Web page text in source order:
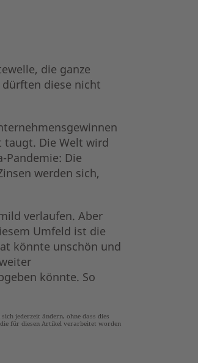
die ganze
diese nicht
taugt. Die Welt wird
Pandemie: Die
werden sich,
verlaufen. Aber
Umfeld ist die
könnte unschön und
könnte. So
jederzeit ändern, ohne dass dies
für diesen Artikel verarbeitet worden